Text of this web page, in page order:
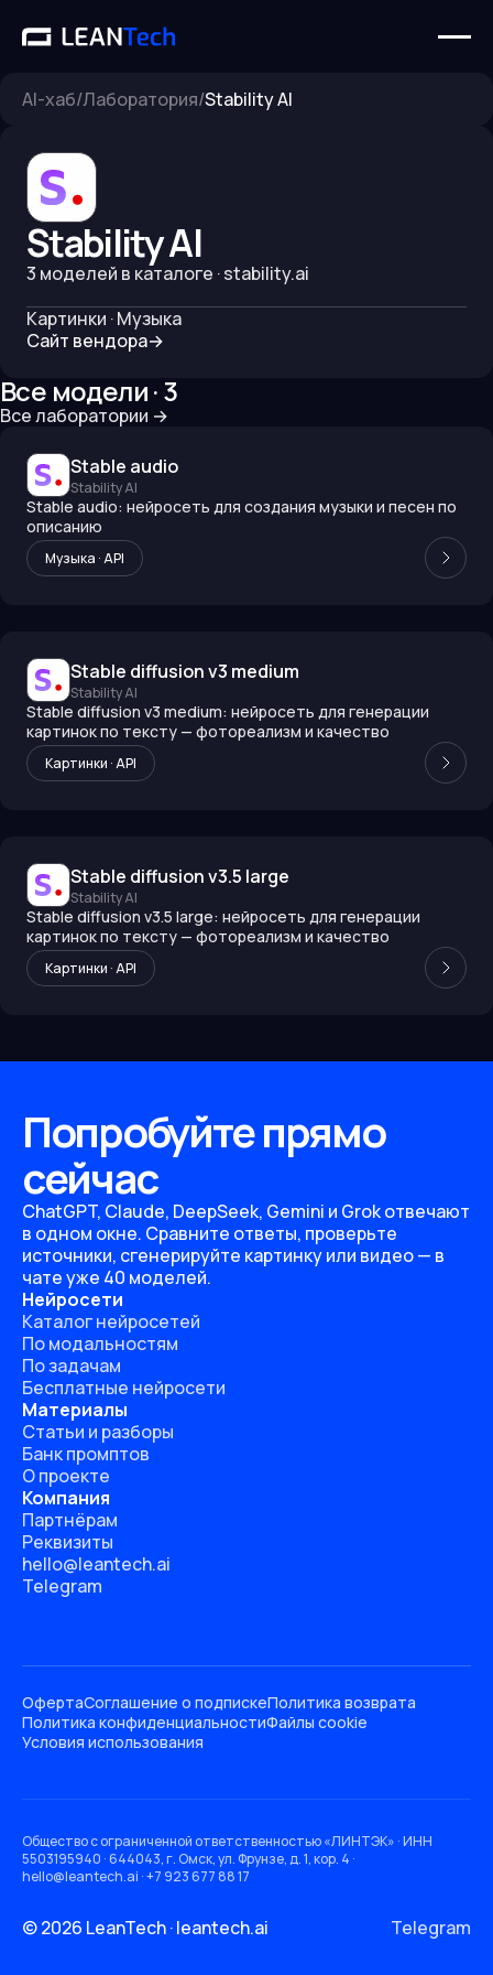
AI-хаб/Лаборатория/Stability AI
Stability AI
3 моделей в каталоге · stability.ai
Картинки · Музыка
Сайт вендора→
Все модели ·3
Все лаборатории →
Stable audio
Stability AI
Stable audio: нейросеть для создания музыки и песен по
описанию
Музыка · API
Stable diffusion v3 medium
Stability AI
Stable diffusion v3 medium: нейросеть для генерации
картинок по тексту — фотореализм и качество
Картинки · API
Stable diffusion v3.5 large
Stability AI
Stable diffusion v3.5 large: нейросеть для генерации
картинок по тексту — фотореализм и качество
Картинки · API
Попробуйте прямо
сейчас
ChatGPT, Claude, DeepSeek, Gemini и Grok отвечают
в одном окне. Сравните ответы, проверьте
источники, сгенерируйте картинку или видео — в
чате уже 40 моделей.
Нейросети
Каталог нейросетей
По модальностям
По задачам
Бесплатные нейросети
Материалы
Статьи и разборы
Банк промптов
О проекте
Компания
Партнёрам
Реквизиты
hello@leantech.ai
Telegram
ОфертаСоглашение о подпискеПолитика возврата
Политика конфиденциальностиФайлы cookie
Условия использования
Общество с ограниченной ответственностью «ЛИНТЭК» · ИНН
5503195940 · 644043, г. Омск, ул. Фрунзе, д. 1, кор. 4 ·
hello@leantech.ai · +7 923 677 88 17
© 2026 LeanTech · leantech.ai Telegram